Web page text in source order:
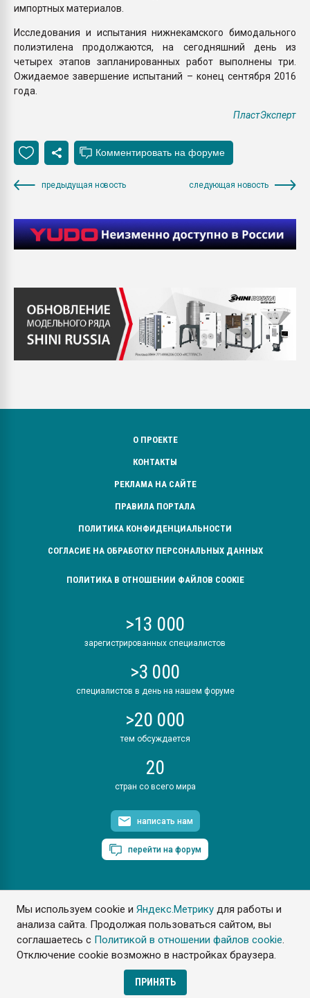
Мы используем cookie иЯндекс.Метрику для работы и
анализа сайта. Продолжая пользоваться сайтом, вы
соглашаетесь с Политикой в отношении файлов cookie.
Отключение cookie возможно в настройках браузера.
ПРИНЯТЬ
импортных материалов.
Исследования и испытания нижнекамского бимодального
полиэтилена продолжаются, на сегодняшний день из
четырех этапов запланированных работ выполнены три.
Ожидаемое завершение испытаний – конец сентября 2016
года.
ПластЭксперт
предыдущая новость следующая новость
О ПРОЕКТЕ
КОНТАКТЫ
РЕКЛАМА НА САЙТЕ
ПРАВИЛА ПОРТАЛА
ПОЛИТИКА КОНФИДЕНЦИАЛЬНОСТИ
СОГЛАСИЕ НА ОБРАБОТКУ ПЕРСОНАЛЬНЫХ ДАННЫХ
ПОЛИТИКА В ОТНОШЕНИИ ФАЙЛОВ COOKIE
>13 000
зарегистрированных специалистов
>3 000
специалистов в день на нашем форуме
>20 000
тем обсуждается
20
стран со всего мира
написать нам
перейти на форум
ПластЭксперт © 2006. Все права защищены
Разрешается копирование материалов сайта с обязательной
ссылкой на www.e-plastic.ru
Разработка сайта